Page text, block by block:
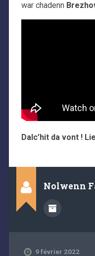
war chadenn
Dalc’hit da vont !
Nolwenn
9 février 2022